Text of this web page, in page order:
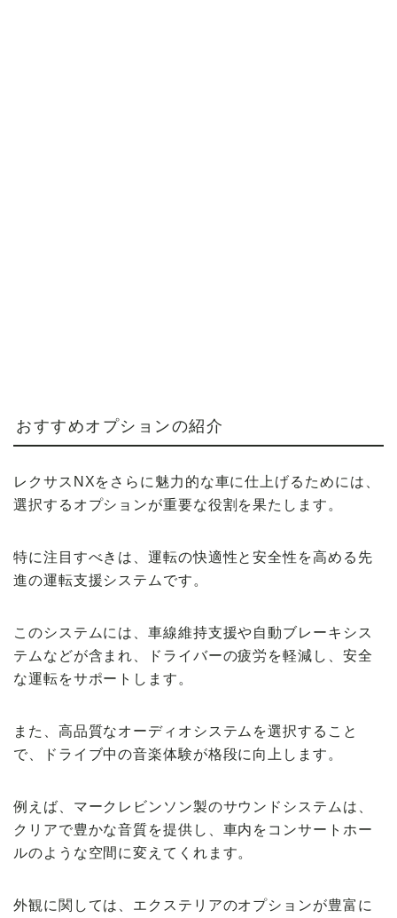
おすすめオプションの紹介
レクサスNXをさらに魅力的な車に仕上げるためには、
選択するオプションが重要な役割を果たします。
特に注目すべきは、運転の快適性と安全性を高める先
進の運転支援システムです。
このシステムには、車線維持支援や自動ブレーキシス
テムなどが含まれ、ドライバーの疲労を軽減し、安全
な運転をサポートします。
また、高品質なオーディオシステムを選択すること
で、ドライブ中の音楽体験が格段に向上します。
例えば、マークレビンソン製のサウンドシステムは、
クリアで豊かな音質を提供し、車内をコンサートホー
ルのような空間に変えてくれます。
外観に関しては、エクステリアのオプションが豊富に